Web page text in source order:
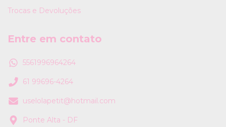
Trocas e Devoluções
Entre em contato
5561996964264
61 99696-4264
uselolapetit@hotmail.com
Ponte Alta - DF